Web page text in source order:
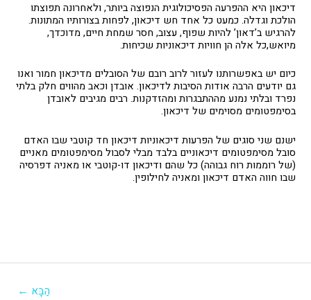
דיכאון היא ההפרעה הפסיכולוגית הנפוצה ביותר, ולאחרונה תפוצתו
הולכת וגדלה. כמעט כל אחד חש דיכאון, לפחות בצורותיו המתונות.
להרגיש ב’דאון’ להיות שפוף, עצוב, חסר שמחת חיים, מדוכדך,
מיואש,כל אלה הן חוויות דיכאוניות שכיחות.
כיום יש באפשרותנו לעזור לרוב רובם של הסובלים מדיכאון חמור ואנו
גם יודעים הרבה אודות הסיבות לדיכאון. אובדן וכאב מהווים חלק בלתי
נפרד ובלתי נמנע מההתבגרות ומהזדקנות. רבים מגיבים לאובדן
בסימפטומים מסוימים של דיכאון.
ישנם שני סוגים של הפרעות דיכאוניות דיכאון חד קוטבי שבו האדם
סובל מסימפטומים דיכאוניים בלבד מבלי לסבול מסימפטומים מאניים
(של רוממות רוח גבוהה) כל שהם ודיכאון דו-קוטבי או מאניה דפרסיה
שבו חווה האדם דיכאון ומאניה לחילופין.
הַבָּא ←